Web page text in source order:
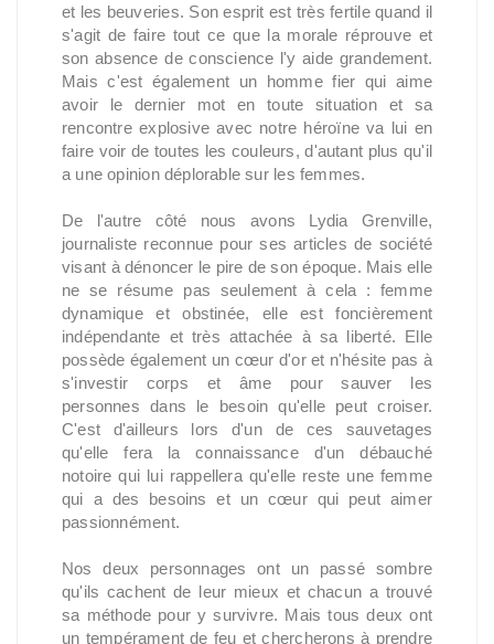
et les beuveries. Son esprit est très fertile quand il
s'agit de faire tout ce que la morale réprouve et
son absence de conscience l'y aide grandement.
Mais c'est également un homme fier qui aime
avoir le dernier mot en toute situation et sa
rencontre explosive avec notre héroïne va lui en
faire voir de toutes les couleurs, d'autant plus qu'il
a une opinion déplorable sur les femmes.
De l'autre côté nous avons Lydia Grenville,
journaliste reconnue pour ses articles de société
visant à dénoncer le pire de son époque. Mais elle
ne se résume pas seulement à cela : femme
dynamique et obstinée, elle est foncièrement
indépendante et très attachée à sa liberté. Elle
possède également un cœur d'or et n'hésite pas à
s'investir corps et âme pour sauver les
personnes dans le besoin qu'elle peut croiser.
C'est d'ailleurs lors d'un de ces sauvetages
qu'elle fera la connaissance d'un débauché
notoire qui lui rappellera qu'elle reste une femme
qui a des besoins et un cœur qui peut aimer
passionnément.
Nos deux personnages ont un passé sombre
qu'ils cachent de leur mieux et chacun a trouvé
sa méthode pour y survivre. Mais tous deux ont
un tempérament de feu et chercherons à prendre